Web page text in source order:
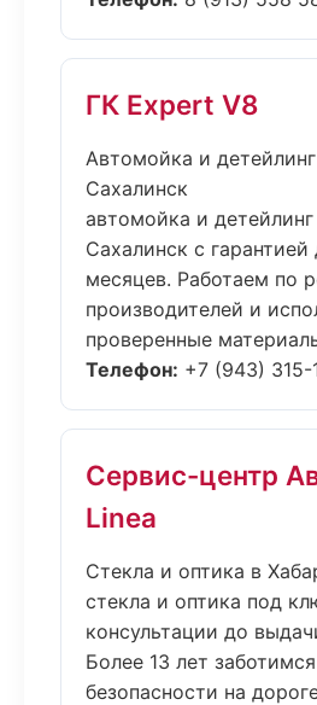
ГК Expert V8
Автомойка и
Сахалинск
автомойка и
Сахалинск с
месяцев. Работаем по
производителей и
проверенные
Телефон: +7 (943) 315-
Сервис-центр
Linea
Стекла и оптика в
стекла и оптика под
консультации до
Более 13 лет
безопасности на